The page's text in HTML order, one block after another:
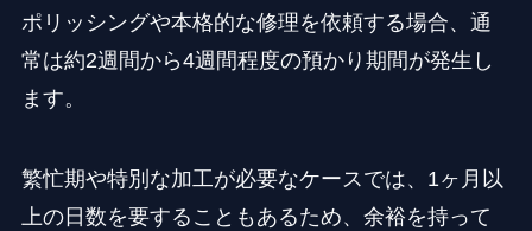
ポリッシングや本格的な修理を依頼する場合、通
常は約2週間から4週間程度の預かり期間が発生し
ます。
繁忙期や特別な加工が必要なケースでは、1ヶ月以
上の日数を要することもあるため、余裕を持って